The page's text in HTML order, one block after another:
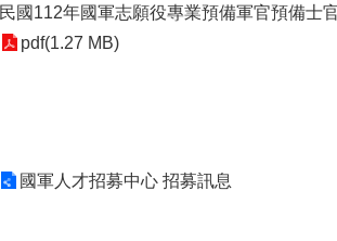
民國112年國軍志願役專業預備軍官預備士
pdf(1.27 MB)
國軍人才招募中心 招募訊息